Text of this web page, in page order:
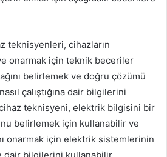
teknisyenleri, cihazların
onarmak için teknik beceriler
belirlemek ve doğru çözümü
çalıştığına dair bilgilerini
teknisyeni, elektrik bilgisini bir
belirlemek için kullanabilir ve
onarmak için elektrik sistemlerinin